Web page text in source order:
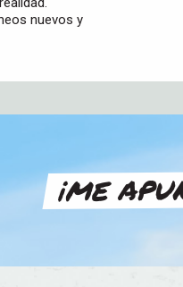
nuevos y
¡ME